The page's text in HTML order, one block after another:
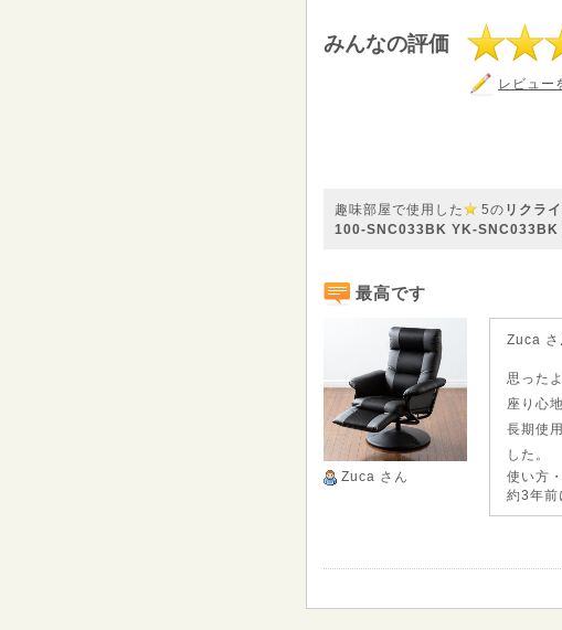
みんなの評価
レビュー
趣味部屋で使用した 5の リクラ
100-SNC033BK YK-SNC033BK
最高です
Zuca さん
Zuca さ
思った
座り心
長期使
した。
使い方
約3年前